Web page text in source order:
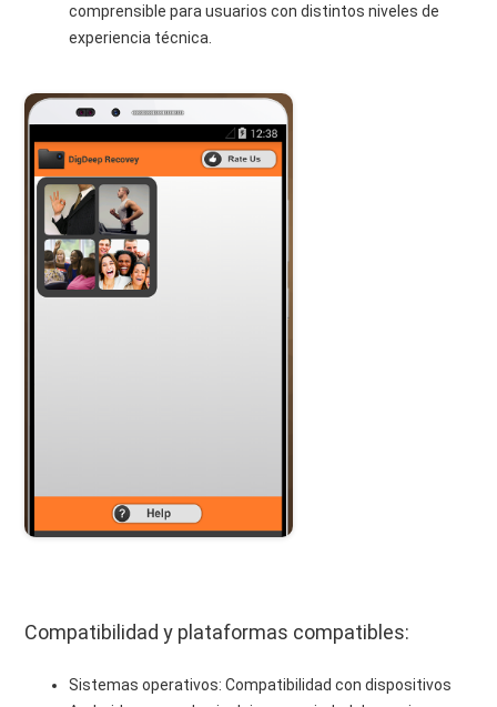
comprensible para usuarios con distintos niveles de
experiencia técnica.
Compatibilidad y plataformas compatibles:
Sistemas operativos: Compatibilidad con dispositivos